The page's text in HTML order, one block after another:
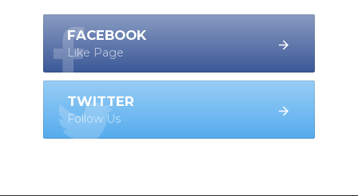
FACEBOOK
Like Page
TWITTER
Follow Us